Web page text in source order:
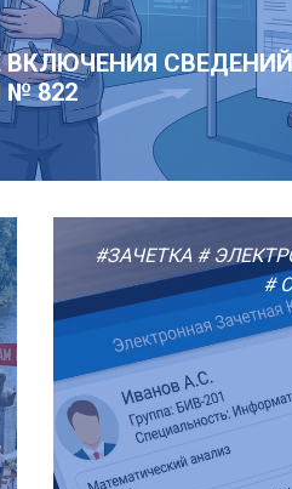
№ 822
#ЗАЧЕТКА #
#